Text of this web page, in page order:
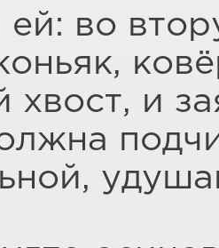
ей: во
хвост, и